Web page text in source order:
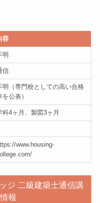
容
明
信
明（専門校としての高い合格
を公表）
科4ヶ月、製図3ヶ月
www.housing-
ジ 二級建築士通信講
報